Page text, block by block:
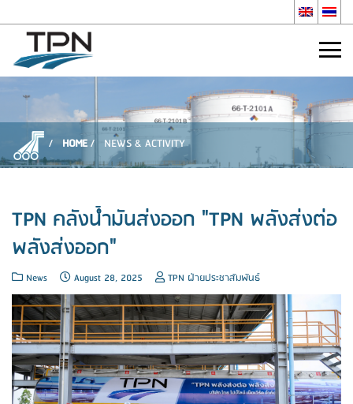
HOME NEWS & ACTIVITY
TPN คลังน้ำมันส่งออก "TPN พลังส่งต่อ
พลังส่งออก"
News August 28, 2025 TPN ฝ่ายประชาสัมพันธ์